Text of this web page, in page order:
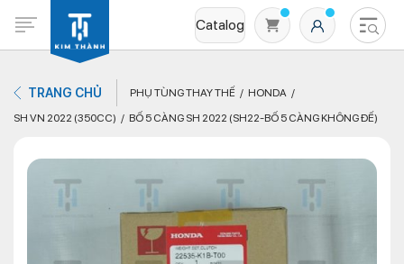
Catalog
Không có sản phẩm nào trong giỏ hàng
TRANG CHỦ PHỤ TÙNG THAY THẾ
HONDA
SH VN 2022 (350CC)
BỐ 5 CÀNG SH 2022 (SH22-BỐ 5 CÀNG KHÔNG ĐẾ)